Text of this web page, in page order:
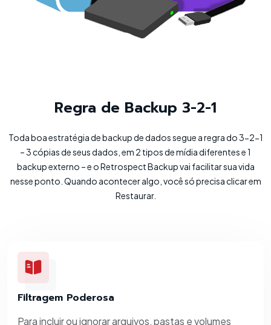
Regra de Backup 3-2-1
Toda boa estratégia de backup de dados segue a regra do 3-2-1
– 3 cópias de seus dados, em 2 tipos de mídia diferentes e 1
backup externo – e o Retrospect Backup vai facilitar sua vida
nesse ponto. Quando acontecer algo, você só precisa clicar em
Restaurar.
Filtragem Poderosa
Para incluir ou ignorar arquivos, pastas e volumes